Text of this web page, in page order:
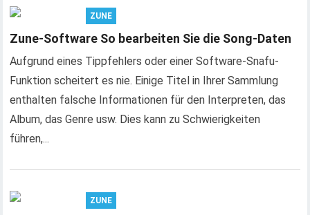
ZUNE
Zune-Software So bearbeiten Sie die Song-Daten
Aufgrund eines Tippfehlers oder einer Software-Snafu-
Funktion scheitert es nie. Einige Titel in Ihrer Sammlung
enthalten falsche Informationen für den Interpreten, das
Album, das Genre usw. Dies kann zu Schwierigkeiten
führen,...
ZUNE